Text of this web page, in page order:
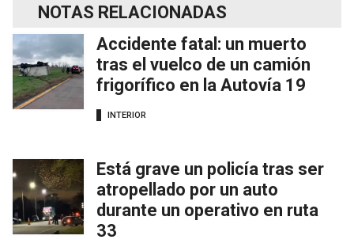
NOTAS RELACIONADAS
Accidente fatal: un muerto
tras el vuelco de un camión
frigorífico en la Autovía 19
INTERIOR
Está grave un policía tras ser
atropellado por un auto
durante un operativo en ruta
33